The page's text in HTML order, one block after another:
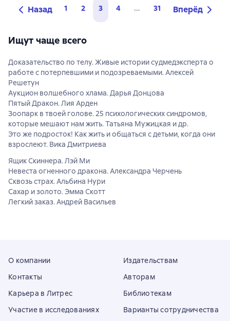
Назад 1 2 3 4 ... 31 Вперёд
Ищут чаще всего
Доказательство по телу. Живые истории судмедэксперта о
работе с потерпевшими и подозреваемыми. Алексей
Решетун
Аукцион волшебного хлама. Дарья Донцова
Пятый Дракон. Лия Арден
Зоопарк в твоей голове. 25 психологических синдромов,
которые мешают нам жить. Татьяна Мужицкая и др.
Это же подросток! Как жить и общаться с детьми, когда они
взрослеют. Вика Дмитриева
Ящик Скиннера. Лэй Ми
Невеста огненного дракона. Александра Черчень
Сквозь страх. Альбина Нури
Сахар и золото. Эмма Скотт
Легкий заказ. Андрей Васильев
О компании
Контакты
Карьера в Литрес
Участие в исследованиях
Издательствам
Авторам
Библиотекам
Варианты сотрудничества